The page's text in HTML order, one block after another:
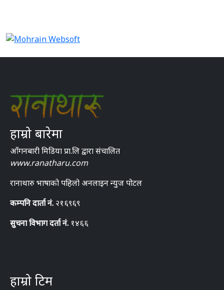
हाम्रो बारेमा
आँगनबारी मिडिया प्रा.लि द्वारा संचालित
www.ranatharu.com
रानाथारु भाषाको पहिलो अनलाइन न्युज पोटल
कम्पनि दार्ता नं. २१६९६९
सुचना विभाग दर्ता नं. १४६६
हाम्रो टिम